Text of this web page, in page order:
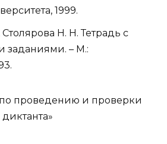
1999.
Н. Н. Тетрадь с
заданиями. – M.:
проведению и проверки